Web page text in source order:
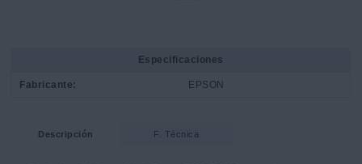
Especificaciones
Fabricante: EPSON
Descripción F. Técnica